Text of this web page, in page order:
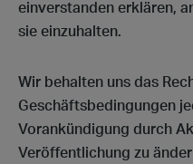
einverstanden erklären,
sie einzuhalten.
Wir behalten uns das
Geschäftsbedingungen
Vorankündigung durch
Veröffentlichung zu